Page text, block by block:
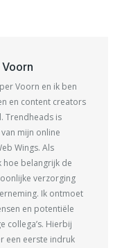
Voorn en ik ben
en content creators
Trendheads is
mijn online
Wings. Als
hoe belangrijk de
verzorging
Ik ontmoet
en potentiële
collega’s. Hierbij
een eerste indruk